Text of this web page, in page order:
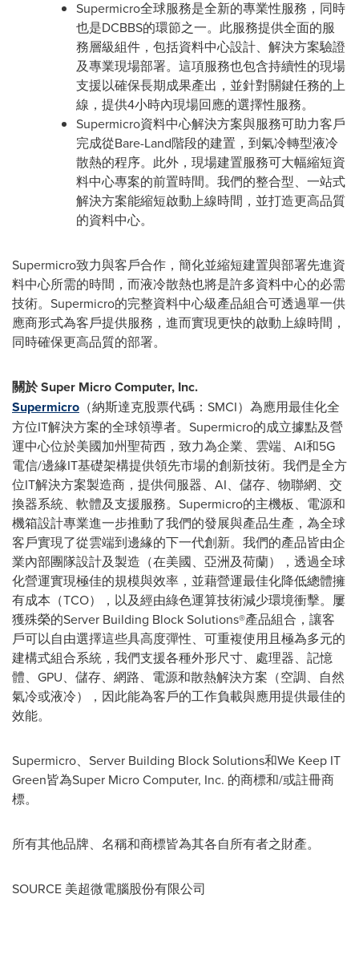
Supermicro全球服務是全新的專業性服務，同時
也是DCBBS的環節之一。此服務提供全面的服
務層級組件，包括資料中心設計、解決方案驗證
及專業現場部署。這項服務也包含持續性的現場
支援以確保長期成果產出，並針對關鍵任務的上
線，提供4小時內現場回應的選擇性服務。
Supermicro資料中心解決方案與服務可助力客戶
完成從Bare-Land階段的建置，到氣冷轉型液冷
散熱的程序。此外，現場建置服務可大幅縮短資
料中心專案的前置時間。我們的整合型、一站式
解決方案能縮短啟動上線時間，並打造更高品質
的資料中心。
Supermicro致力與客戶合作，簡化並縮短建置與部署先進資
料中心所需的時間，而液冷散熱也將是許多資料中心的必需
技術。Supermicro的完整資料中心級產品組合可透過單一供
應商形式為客戶提供服務，進而實現更快的啟動上線時間，
同時確保更高品質的部署。
關於Super Micro Computer, Inc.
Supermicro （納斯達克股票代碼：SMCI）為應用最佳化全
方位IT解決方案的全球領導者。Supermicro的成立據點及營
運中心位於美國加州聖荷西，致力為企業、雲端、AI和5G
電信/邊緣IT基礎架構提供領先市場的創新技術。我們是全方
位IT解決方案製造商，提供伺服器、AI、儲存、物聯網、交
換器系統、軟體及支援服務。Supermicro的主機板、電源和
機箱設計專業進一步推動了我們的發展與產品生產，為全球
客戶實現了從雲端到邊緣的下一代創新。我們的產品皆由企
業內部團隊設計及製造（在美國、亞洲及荷蘭），透過全球
化營運實現極佳的規模與效率，並藉營運最佳化降低總體擁
有成本（TCO），以及經由綠色運算技術減少環境衝擊。屢
獲殊榮的Server Building Block Solutions®產品組合，讓客
戶可以自由選擇這些具高度彈性、可重複使用且極為多元的
建構式組合系統，我們支援各種外形尺寸、處理器、記憶
體、GPU、儲存、網路、電源和散熱解決方案（空調、自然
氣冷或液冷），因此能為客戶的工作負載與應用提供最佳的
效能。
Supermicro、Server Building Block Solutions和We Keep IT
Green皆為Super Micro Computer, Inc. 的商標和/或註冊商
標。
所有其他品牌、名稱和商標皆為其各自所有者之財產。
SOURCE 美超微電腦股份有限公司